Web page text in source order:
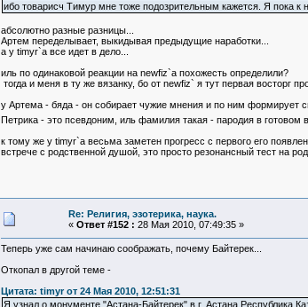
ибо товарисч Тимур мне тоже подозрительным кажется. Я пока
абсолютно разные разницы...
Артем переделывает, выкидывая предыдущие наработки...
а у timyr`а все идет в дело...
иль по одинаковой реакции на newfiz`а похожесть определили?
тогда и меня в ту же вязанку, бо от newfiz` я тут первая восторг
у Артема - бяда - он собирает чужие мнения и по ним формирует
Петрика - это псевдоним, иль фамилия такая - пародия в готовом
к тому же у timyr`а весьма заметен прогресс с первого его
встрече с родственной душой, это просто резонансный тест на
Re: Религия, эзотерика, наука.
« Ответ #152 : 28 Мая 2010, 07:49:35 »
Теперь уже сам начинаю соображать, почему Байтерек...
Откопал в другой теме -
Цитата: timyr от 24 Мая 2010, 12:51:31
Я узнал о монументе "Астана-Байтерек" в г. Астана Республика